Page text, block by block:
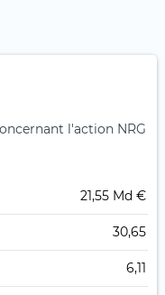
l'action NRG
21,55 Md €
30,65
6,11